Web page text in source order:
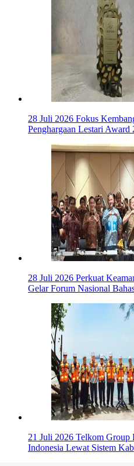
28 Juli 2026 Fokus
Penghargaan Lestari Award
28 Juli 2026 Perkuat
Gelar Forum Nasional
21 Juli 2026 Telkom Group
Indonesia Lewat Sistem